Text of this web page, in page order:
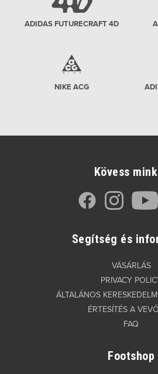
ADIDAS FUTURECRAFT 4D
NIKE ACG
Kövess
Segítség és
VÁSÁRLÁS
PRIVACY
ÁLTALÁNOS
ÉRTESÍTÉS A
FAQ
Footshop